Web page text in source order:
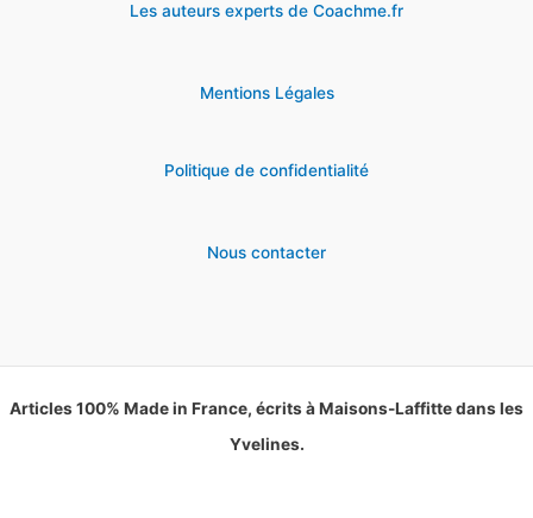
Les auteurs experts de Coachme.fr
Mentions Légales
Politique de confidentialité
Nous contacter
Articles 100% Made in France, écrits à Maisons-Laffitte dans les
Yvelines.